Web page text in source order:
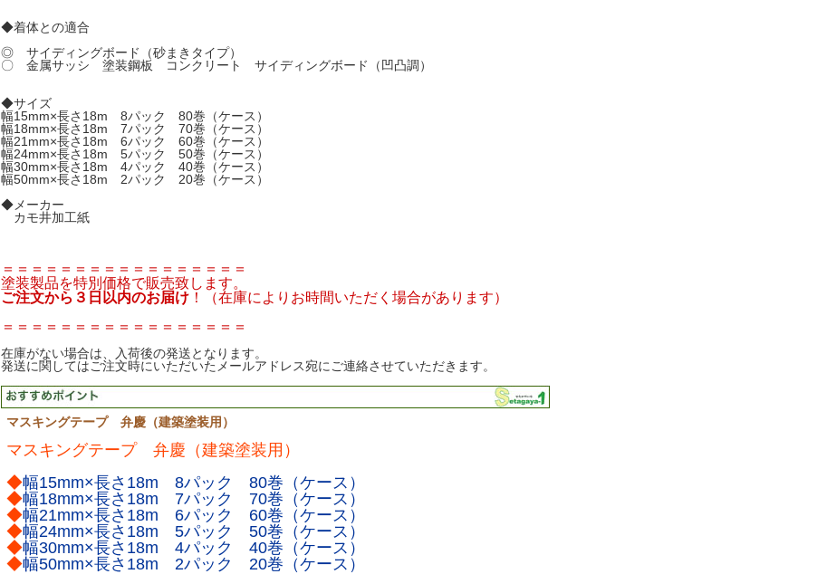
◆着体との適合
◎ サイディングボード（砂まきタイプ）
〇 金属サッシ 塗装鋼板 コンクリート サイディングボード（凹凸調）
◆サイズ
幅15mm×長さ18m 8パック 80巻（ケース）
幅18mm×長さ18m 7パック 70巻（ケース）
幅21mm×長さ18m 6パック 60巻（ケース）
幅24mm×長さ18m 5パック 50巻（ケース）
幅30mm×長さ18m 4パック 40巻（ケース）
幅50mm×長さ18m 2パック 20巻（ケース）
◆メーカー
カモ井加工紙
＝＝＝＝＝＝＝＝＝＝＝＝＝＝＝＝＝
塗装製品を特別価格で販売致します。
ご注文から３日以内のお届け！（在庫によりお時間いただく場合があります）
＝＝＝＝＝＝＝＝＝＝＝＝＝＝＝＝＝
在庫がない場合は、入荷後の発送となります。
発送に関してはご注文時にいただいたメールアドレス宛にご連絡させていただきます。
マスキングテープ 弁慶（建築塗装用）
マスキングテープ 弁慶（建築塗装用）
◆幅15mm×長さ18m 8パック 80巻（ケース）
◆幅18mm×長さ18m 7パック 70巻（ケース）
◆幅21mm×長さ18m 6パック 60巻（ケース）
◆幅24mm×長さ18m 5パック 50巻（ケース）
◆幅30mm×長さ18m 4パック 40巻（ケース）
◆幅50mm×長さ18m 2パック 20巻（ケース）